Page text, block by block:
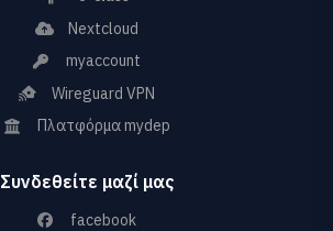
Nextcloud
myaccount
Wireguard VPN
Πλατφόρμα mydep
Συνδεθείτε μαζί μας
facebook